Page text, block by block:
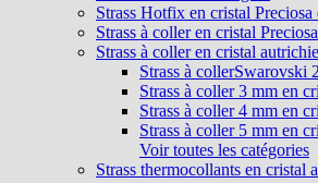
Strass Hotfix en cristal Preciosa
Strass à coller en cristal
Strass à coller en cristal
Strass à collerSwarovski
Strass à coller 3 mm en
Strass à coller 4 mm en
Strass à coller 5 mm en
Voir toutes les catégories
Strass thermocollants en cristal